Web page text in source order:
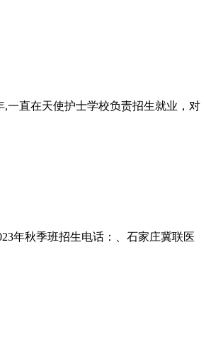
一直在天使护士学校负责招生就业，对
年秋季班招生电话：、石家庄冀联医